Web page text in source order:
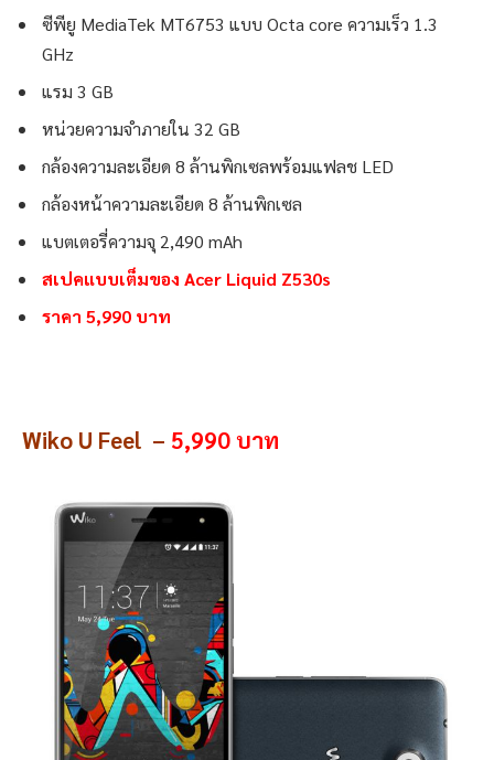
ซีพียู MediaTek MT6753 แบบ Octa core ความเร็ว 1.3
GHz
แรม 3 GB
หน่วยความจำภายใน 32 GB
กล้องความละเอียด 8 ล้านพิกเซลพร้อมแฟลช LED
กล้องหน้าความละเอียด 8 ล้านพิกเซล
แบตเตอรี่ความจุ 2,490 mAh
สเปคแบบเต็มของ Acer Liquid Z530s
ราคา 5,990 บาท
Wiko U Feel – 5,990 บาท